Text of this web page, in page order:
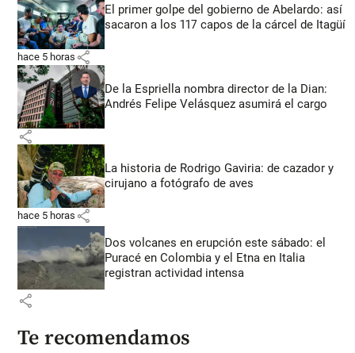
El primer golpe del gobierno de Abelardo: así
sacaron a los 117 capos de la cárcel de Itagüí
hace 5 horas share
De la Espriella nombra director de la Dian:
Andrés Felipe Velásquez asumirá el cargo
share
La historia de Rodrigo Gaviria: de cazador y
cirujano a fotógrafo de aves
hace 5 horas share
Dos volcanes en erupción este sábado: el
Puracé en Colombia y el Etna en Italia
registran actividad intensa
share
Te recomendamos